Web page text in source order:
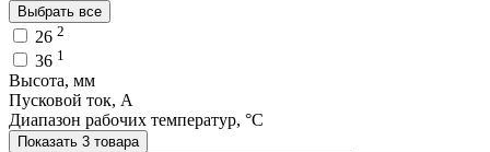
Выбрать все
26 2
36 1
Высота, мм
Пусковой ток, A
Диапазон рабочих температур, °C
Показать 3 товара